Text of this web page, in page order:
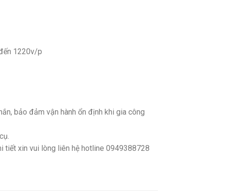
1220v/p
bảo đảm vận hành ổn định khi gia công
tiết xin vui lòng liên hệ hotline 0949388728